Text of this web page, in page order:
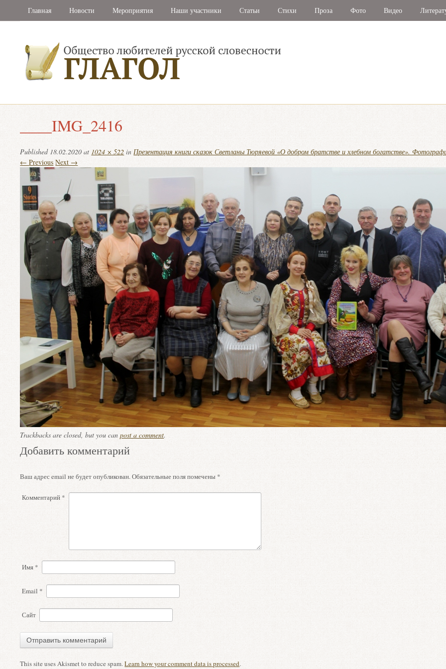
Главная Новости Мероприятия Наши участники Статьи Стихи Проза Фото Видео
____IMG_2416
Published 18.02.2020 at 1024 × 522 inПрезентация книги сказок Светланы Тюряевой «О добром братстве и хлебном богатстве».
← Previous Next →
Trackbacks are closed, but you canpost a comment.
Добавить комментарий
Ваш адрес email не будет опубликован.Обязательные поля помечены *
Комментарий *
Имя *
Email *
Сайт
This site uses Akismet to reduce spam.Learn how your comment data is processed.